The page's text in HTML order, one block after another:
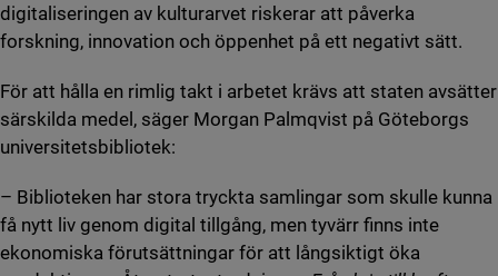
digitaliseringen av kulturarvet riskerar att påverka
forskning, innovation och öppenhet på ett negativt sätt.
För att hålla en rimlig takt i arbetet krävs att staten avsätter
särskilda medel, säger Morgan Palmqvist på Göteborgs
universitetsbibliotek:
– Biblioteken har stora tryckta samlingar som skulle kunna
få nytt liv genom digital tillgång, men tyvärr finns inte
ekonomiska förutsättningar för att långsiktigt öka